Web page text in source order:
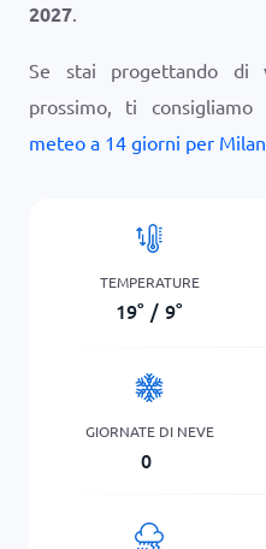
2027.
Se stai progettando di
prossimo, ti
meteo a 14 giorni per
TEMPERATURE
19° / 9°
GIORNATE DI NEVE
0